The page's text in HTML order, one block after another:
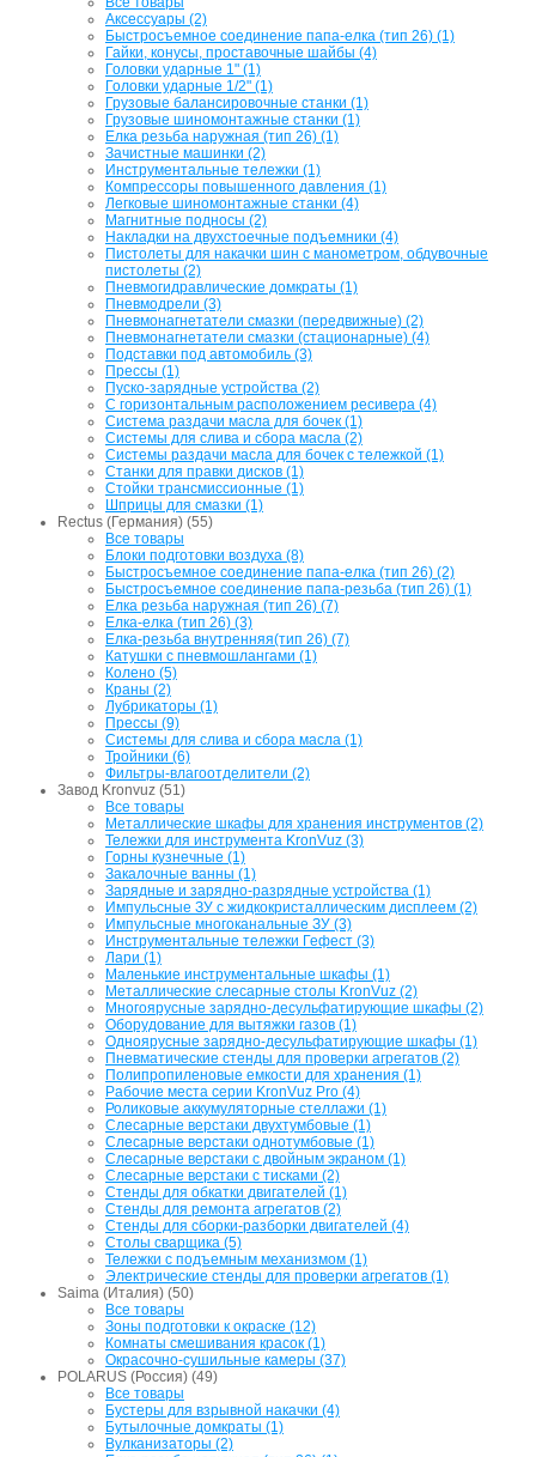
Аксессуары (2)
Быстросъемное соединение папа-елка (тип 26) (1)
Гайки, конусы, проставочные шайбы (4)
Головки ударные 1" (1)
Головки ударные 1/2" (1)
Грузовые балансировочные станки (1)
Грузовые шиномонтажные станки (1)
Елка резьба наружная (тип 26) (1)
Зачистные машинки (2)
Инструментальные тележки (1)
Компрессоры повышенного давления (1)
Легковые шиномонтажные станки (4)
Магнитные подносы (2)
Накладки на двухстоечные подъемники (4)
Пистолеты для накачки шин с манометром, обдувочные
пистолеты (2)
Пневмогидравлические домкраты (1)
Пневмодрели (3)
Пневмонагнетатели смазки (передвижные) (2)
Пневмонагнетатели смазки (стационарные) (4)
Подставки под автомобиль (3)
Прессы (1)
Пуско-зарядные устройства (2)
С горизонтальным расположением ресивера (4)
Система раздачи масла для бочек (1)
Системы для слива и сбора масла (2)
Системы раздачи масла для бочек с тележкой (1)
Станки для правки дисков (1)
Стойки трансмиссионные (1)
Шприцы для смазки (1)
Rectus (Германия) (55)
Все товары
Блоки подготовки воздуха (8)
Быстросъемное соединение папа-елка (тип 26) (2)
Быстросъемное соединение папа-резьба (тип 26) (1)
Елка резьба наружная (тип 26) (7)
Елка-елка (тип 26) (3)
Елка-резьба внутренняя(тип 26) (7)
Катушки с пневмошлангами (1)
Колено (5)
Краны (2)
Лубрикаторы (1)
Прессы (9)
Системы для слива и сбора масла (1)
Тройники (6)
Фильтры-влагоотделители (2)
Завод Kronvuz (51)
Все товары
Металлические шкафы для хранения инструментов (2)
Тележки для инструмента KronVuz (3)
Горны кузнечные (1)
Закалочные ванны (1)
Зарядные и зарядно-разрядные устройства (1)
Импульсные ЗУ с жидкокристаллическим дисплеем (2)
Импульсные многоканальные ЗУ (3)
Инструментальные тележки Гефест (3)
Лари (1)
Маленькие инструментальные шкафы (1)
Металлические слесарные столы KronVuz (2)
Многоярусные зарядно-десульфатирующие шкафы (2)
Оборудование для вытяжки газов (1)
Одноярусные зарядно-десульфатирующие шкафы (1)
Пневматические стенды для проверки агрегатов (2)
Полипропиленовые емкости для хранения (1)
Рабочие места серии KronVuz Pro (4)
Роликовые аккумуляторные стеллажи (1)
Слесарные верстаки двухтумбовые (1)
Слесарные верстаки однотумбовые (1)
Слесарные верстаки с двойным экраном (1)
Слесарные верстаки с тисками (2)
Стенды для обкатки двигателей (1)
Стенды для ремонта агрегатов (2)
Стенды для сборки-разборки двигателей (4)
Столы сварщика (5)
Тележки с подъемным механизмом (1)
Электрические стенды для проверки агрегатов (1)
Saima (Италия) (50)
Все товары
Зоны подготовки к окраске (12)
Комнаты смешивания красок (1)
Окрасочно-сушильные камеры (37)
POLARUS (Россия) (49)
Все товары
Бустеры для взрывной накачки (4)
Бутылочные домкраты (1)
Вулканизаторы (2)